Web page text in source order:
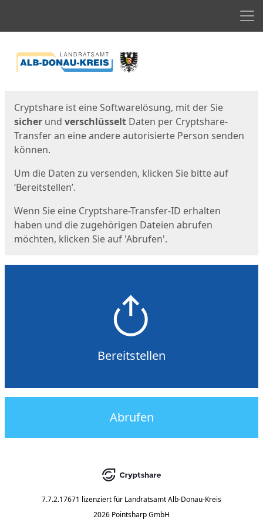
Cryptshare ist eine Softwarelösung, mit der Sie
sicher und verschlüsselt Daten per Cryptshare-
Transfer an eine andere autorisierte Person senden
können.
Um die Daten zu versenden, klicken Sie bitte auf
‘Bereitstellen’.
Wenn Sie eine Cryptshare-Transfer-ID erhalten
haben und die zugehörigen Dateien abrufen
möchten, klicken Sie auf 'Abrufen'.
Bereitstellen
Abrufen
7.7.2.17671 lizenziert für Landratsamt Alb-Donau-Kreis
2026 Pointsharp GmbH